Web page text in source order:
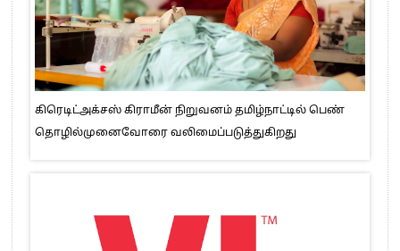
கிரெடிட்அக்சஸ் கிராமீன் நிறுவனம் தமிழ்நாட்டில் பெண்
தொழில்முனைவோரை வலிமைப்படுத்துகிறது